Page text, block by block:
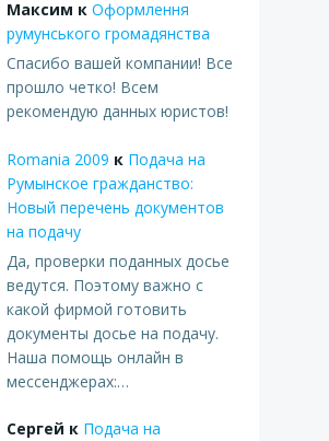
Максим к Оформлення
румунського громадянства
Спасибо вашей компании! Все
прошло четко! Всем
рекомендую данных юристов!
Romania 2009 к Подача на
Румынское гражданство:
Новый перечень документов
на подачу
Да, проверки поданных досье
ведутся. Поэтому важно с
какой фирмой готовить
документы досье на подачу.
Наша помощь онлайн в
мессенджерах:…
Сергей к Подача на